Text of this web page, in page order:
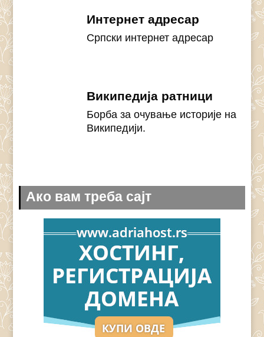
Интернет адресар
Српски интернет адресар
Википедија ратници
Борба за очување историје на
Википедији.
Ако вам треба сајт